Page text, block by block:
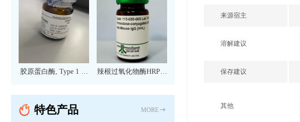
来源宿主
溶解建议
保存建议
其他
胶原蛋白酶, Type 1 现
辣根过氧化物酶HRP标
IgG（H+L）二抗 现货
特色产品 MORE